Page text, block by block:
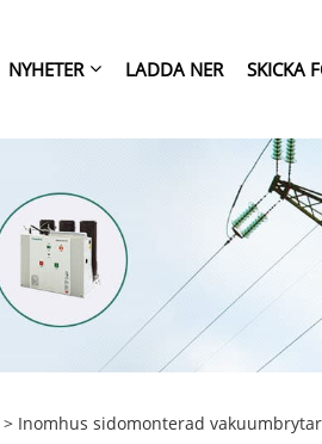
NYHETER LADDA NER SKICKA
> Inomhus sidomonterad